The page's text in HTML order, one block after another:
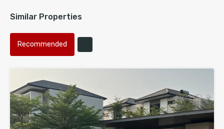
Similar Properties
Recommended